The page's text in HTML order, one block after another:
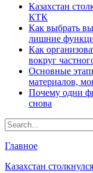
Казахстан
КТК
Как выбрать
лишние
Как
вокруг
Основные
материалов,
Почему одни
снова
Главное
Казахстан